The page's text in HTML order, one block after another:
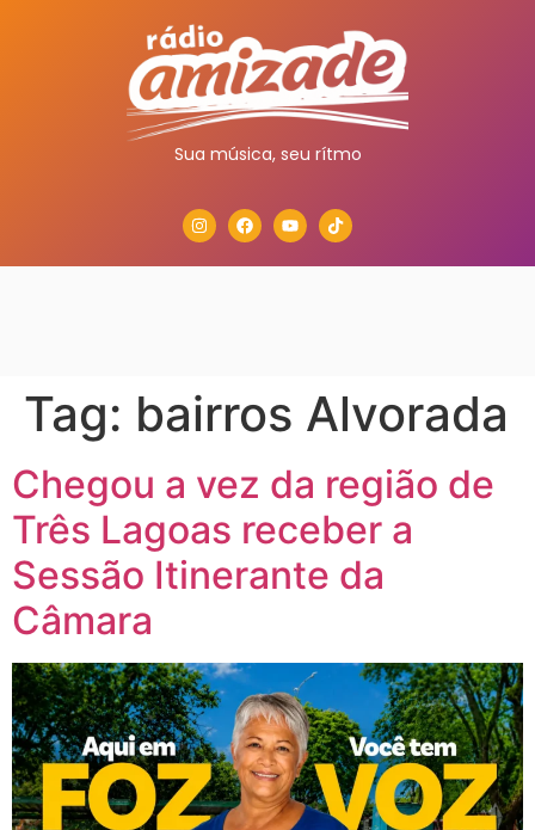
Sua música, seu rítmo
Tag: bairros Alvorada
Chegou a vez da região de
Três Lagoas receber a
Sessão Itinerante da
Câmara